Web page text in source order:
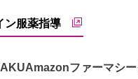
ン服薬指導
Amazonファーマシー